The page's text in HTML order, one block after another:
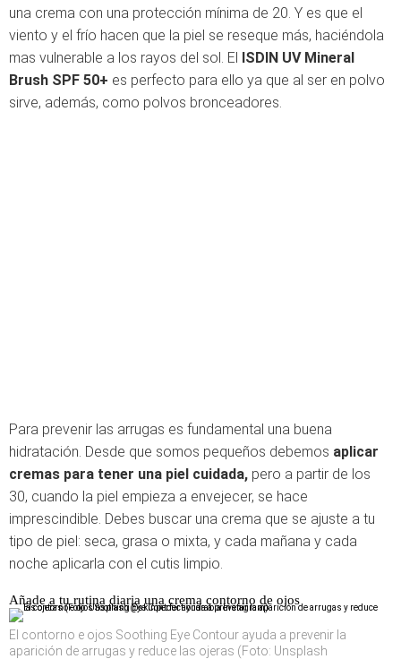
una crema con una protección mínima de 20. Y es que el
viento y el frío hacen que la piel se reseque más, haciéndola
mas vulnerable a los rayos del sol. El ISDIN UV Mineral
Brush SPF 50+ es perfecto para ello ya que al ser en polvo
sirve, además, como polvos bronceadores.
Para prevenir las arrugas es fundamental una buena
hidratación. Desde que somos pequeños debemos aplicar
cremas para tener una piel cuidada, pero a partir de los
30, cuando la piel empieza a envejecer, se hace
imprescindible. Debes buscar una crema que se ajuste a tu
tipo de piel: seca, grasa o mixta, y cada mañana y cada
noche aplicarla con el cutis limpio.
Añade a tu rutina diaria una crema contorno de ojos
El contorno e ojos Soothing Eye Contour ayuda a prevenir la
aparición de arrugas y reduce las ojeras (Foto: Unsplash